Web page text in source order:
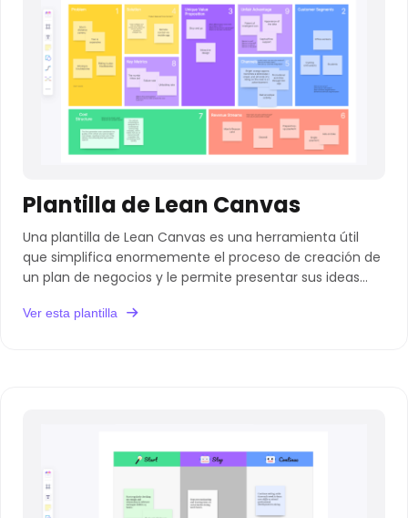
Plantilla de Lean Canvas
Una plantilla de Lean Canvas es una herramienta útil
que simplifica enormemente el proceso de creación de
un plan de negocios y le permite presentar sus ideas
Ver esta plantilla